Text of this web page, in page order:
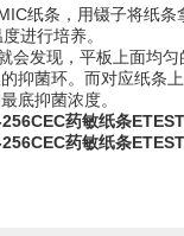
纸条，用镊子将纸条
进行培养。
会发现，平板上面均匀
抑菌环。而对应纸条
底抑菌浓度。
药敏纸条ETEST
药敏纸条ETEST